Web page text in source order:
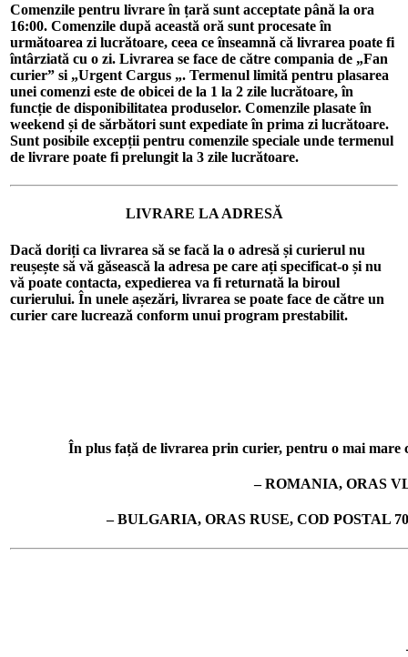
Comenzile pentru livrare în țară sunt acceptate până la ora
16:00. Comenzile după această oră sunt procesate în
următoarea zi lucrătoare, ceea ce înseamnă că livrarea poate fi
întârziată cu o zi. Livrarea se face de către compania de „Fan
curier” si „Urgent Cargus „. Termenul limită pentru plasarea
unei comenzi este de obicei de la 1 la 2 zile lucrătoare, în
funcție de disponibilitatea produselor. Comenzile plasate în
weekend și de sărbători sunt expediate în prima zi lucrătoare.
Sunt posibile excepții pentru comenzile speciale unde termenul
de livrare poate fi prelungit la 3 zile lucrătoare.
LIVRARE LA ADRESĂ
Dacă doriți ca livrarea să se facă la o adresă și curierul nu
reușește să vă găsească la adresa pe care ați specificat-o și nu
vă poate contacta, expedierea va fi returnată la biroul
curierului. În unele așezări, livrarea se poate face de către un
curier care lucrează conform unui program prestabilit.
În plus față de livrarea prin curier, pentru o mai mare
– ROMANIA, ORAS
– BULGARIA, ORAS RUSE, COD POSTAL